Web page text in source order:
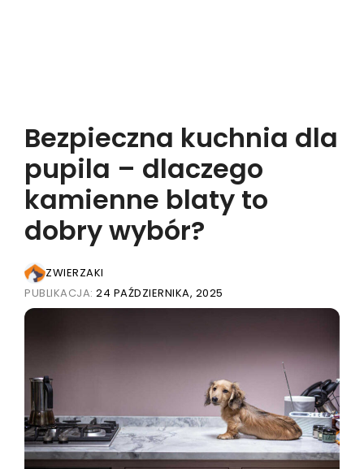
Bezpieczna kuchnia dla
pupila – dlaczego
kamienne blaty to
dobry wybór?
ZWIERZAKI
PUBLIKACJA: 24 PAŹDZIERNIKA, 2025